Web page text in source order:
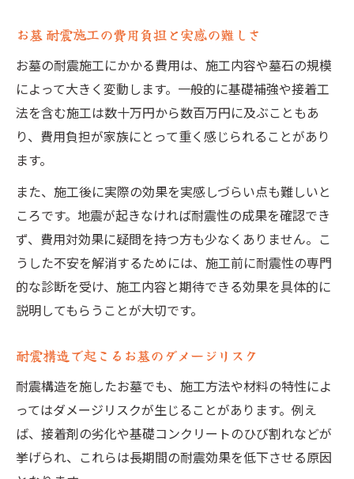
お墓 耐震施工の費用負担と実感の難しさ
お墓の耐震施工にかかる費用は、施工内容や墓石の規模
によって大きく変動します。一般的に基礎補強や接着工
法を含む施工は数十万円から数百万円に及ぶこともあ
り、費用負担が家族にとって重く感じられることがあり
ます。
また、施工後に実際の効果を実感しづらい点も難しいと
ころです。地震が起きなければ耐震性の成果を確認でき
ず、費用対効果に疑問を持つ方も少なくありません。こ
うした不安を解消するためには、施工前に耐震性の専門
的な診断を受け、施工内容と期待できる効果を具体的に
説明してもらうことが大切です。
耐震構造で起こるお墓のダメージリスク
耐震構造を施したお墓でも、施工方法や材料の特性によ
ってはダメージリスクが生じることがあります。例え
ば、接着剤の劣化や基礎コンクリートのひび割れなどが
挙げられ、これらは長期間の耐震効果を低下させる原因